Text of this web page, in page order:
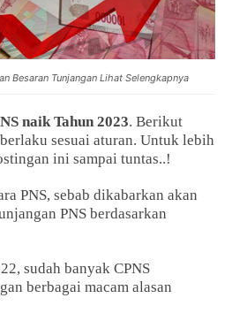
Besaran Tunjangan Lihat Selengkapnya
naik Tahun 2023. Berikut
sesuai aturan. Untuk lebih
ini sampai tuntas..!
PNS, sebab dikabarkan akan
PNS berdasarkan
sudah banyak CPNS
berbagai macam alasan